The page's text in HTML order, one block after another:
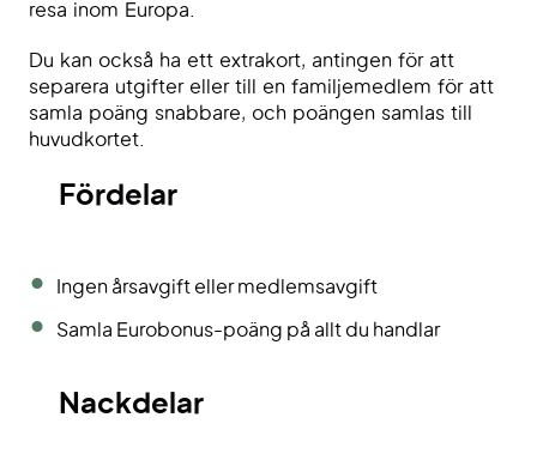
resa inom Europa.
Du kan också ha ett extrakort, antingen för att
separera utgifter eller till en familjemedlem för att
samla poäng snabbare, och poängen samlas till
huvudkortet.
Fördelar
Ingen årsavgift eller medlemsavgift
Samla Eurobonus-poäng på allt du handlar
Nackdelar